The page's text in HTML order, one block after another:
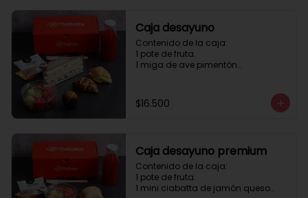
Caja desayuno
Contenido de la caja:
1 pote de fruta.
1 miga de ave pimentón
1 mini muffin
1 sobre de té y café
$16.500
Caja desayuno premium
Contenido de la caja:
1 pote de fruta.
1 mini ciabatta de jamón queso